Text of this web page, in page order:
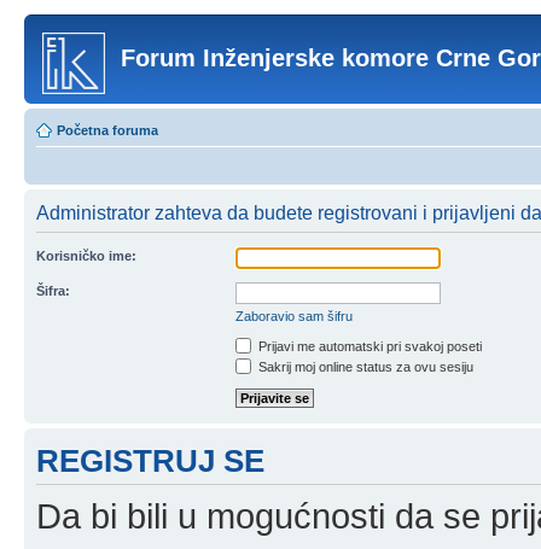
Forum Inženjerske komore Crne
Početna foruma
Administrator zahteva da budete registrovani i prijavljeni
Korisničko ime:
Šifra:
Zaboravio sam šifru
Prijavi me automatski pri svakoj poseti
Sakrij moj online status za ovu sesiju
REGISTRUJ SE
Da bi bili u mogućnosti da se